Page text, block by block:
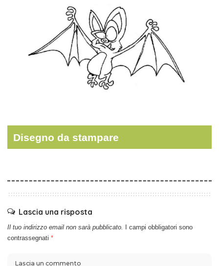
Disegno da stampare
Lascia una risposta
Il tuo indirizzo email non sarà pubblicato.
I campi obbligatori sono
contrassegnati *